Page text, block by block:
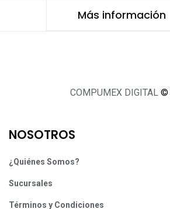
Más información
COMPUMEX DIGITAL ©
NOSOTROS
¿Quiénes Somos?
Sucursales
Términos y Condiciones